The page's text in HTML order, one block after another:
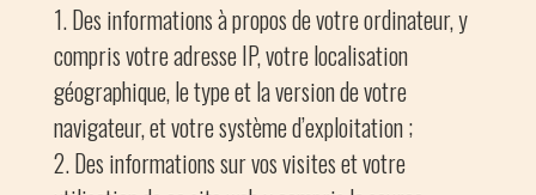
Des informations à propos de votre ordinateur, y
compris votre adresse IP, votre localisation
géographique, le type et la version de votre
navigateur, et votre système d’exploitation ;
Des informations sur vos visites et votre